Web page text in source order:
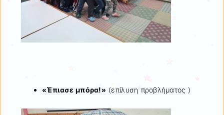
«Έπιασε μπόρα!» (επίλυση προβλήματος )